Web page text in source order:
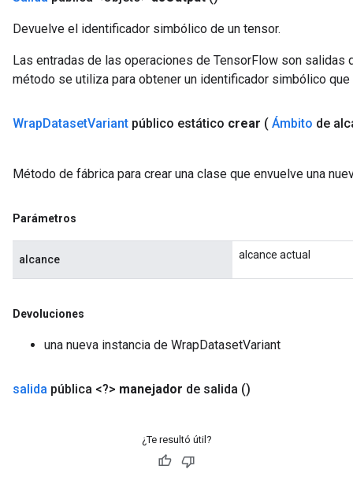
Devuelve el identificador simbólico de un tensor.
Las entradas de las operaciones de TensorFlow son salidas
método se utiliza para obtener un identificador simbólico
WrapDatasetVariant público estático crear ( Ámbito de
Método de fábrica para crear una clase que envuelve una
Parámetros
alcance alcance actual
Devoluciones
una nueva instancia de WrapDatasetVariant
salida pública <?> manejador de salida ()
¿Te resultó útil?